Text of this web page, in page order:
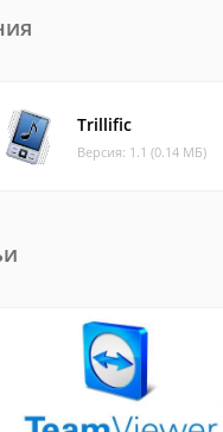
Trillific
Версия: 1.1 (0.14 МБ)